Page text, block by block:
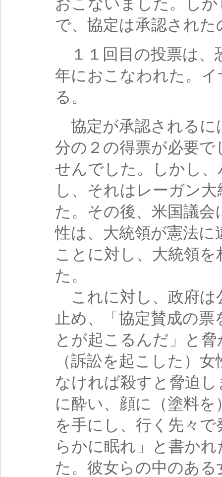
おこないました。し
で、協定は承認された
１１回目の投票は、
年におこなわれた。
る。
協定が承認されるに
分の２の得票が必要
せんでした。しかし
し、それはレーガン
た。その後、米国議
性は、大統領が憲法
ことに対し、大統領
た。
これに対し、政府は
止め、「協定賛成の
とが起こるんだ」と
（訴訟を起こした）
なければ殺すと脅迫
に酔い、顔に（塗料
を手にし、行く先々
らかに眠れ」と書か
た。彼女らの中のあ